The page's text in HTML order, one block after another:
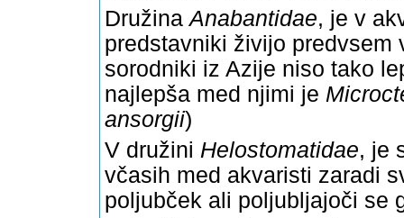
DružinaAnabantidae, je v
predstavniki živijo predvsem
sorodniki iz Azije niso tako
najlepša med njimi je
ansorgii)
V družini Helostomatidae, je
včasih med akvaristi zaradi
poljubček ali poljubljajoči se